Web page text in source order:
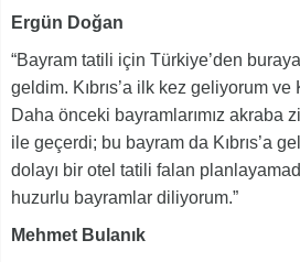
Ergün Doğan
“Bayram tatili için Türkiye’den
geldim. Kıbrıs’a ilk kez geliyorum ve
Daha önceki bayramlarımız akraba
ile geçerdi; bu bayram da Kıbrıs’a
dolayı bir otel tatili falan
huzurlu bayramlar diliyorum.”
Mehmet Bulanık